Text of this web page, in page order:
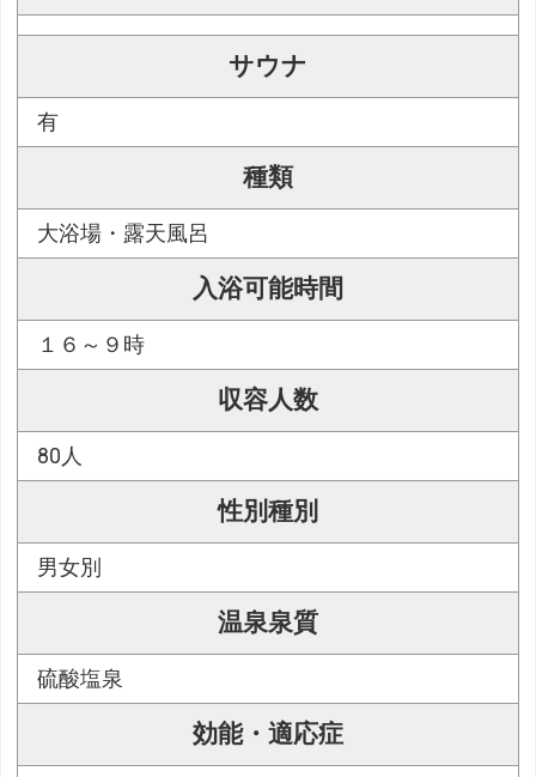
サウナ
有
種類
大浴場・露天風呂
入浴可能時間
１６～９時
収容人数
80人
性別種別
男女別
温泉泉質
硫酸塩泉
効能・適応症